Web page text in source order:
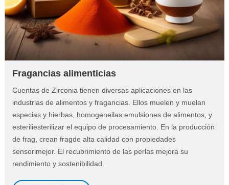
Fragancias alimenticias
Cuentas de Zirconia tienen diversas aplicaciones en las
industrias de alimentos y fragancias. Ellos muelen y muelan
especias y hierbas, homogeneilas emulsiones de alimentos, y
esteriliesterilizar el equipo de procesamiento. En la producción
de frag, crean fragde alta calidad con propiedades
sensorimejor. El recubrimiento de las perlas mejora su
rendimiento y sostenibilidad.